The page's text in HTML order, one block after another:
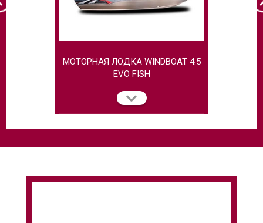
МОТОРНАЯ ЛОДКА WINDBOAT 4.5
EVO FISH